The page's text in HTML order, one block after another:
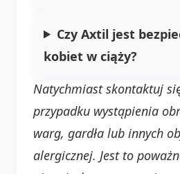
Czy Axtil jest
kobiet w ciąży?
Natychmiast skontaktuj
przypadku wystąpienia
warg, gardła lub innych
alergicznej. Jest to